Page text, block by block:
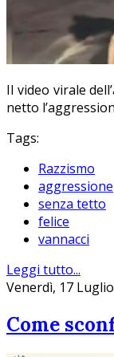
Il video virale
netto
Tags:
Razzismo
aggressione
senza tetto
felice
vannacci
Leggi tutto...
Venerdì, 17
Come